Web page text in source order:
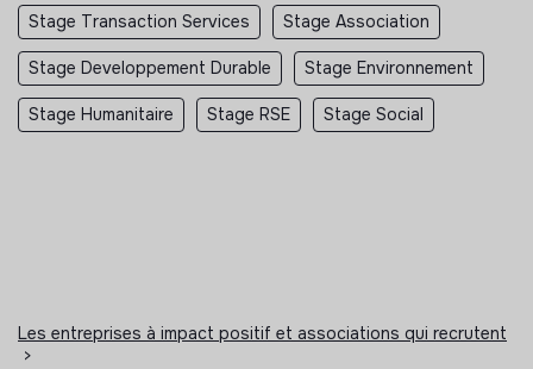
Stage Transaction Services Stage Association
Stage Developpement Durable Stage Environnement
Stage Humanitaire Stage RSE Stage Social
Les entreprises à impact positif et associations qui recrutent
>